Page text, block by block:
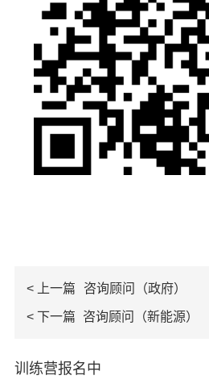
< 上一篇 咨询顾问（政府）
< 下一篇 咨询顾问（新能源）
训练营报名中